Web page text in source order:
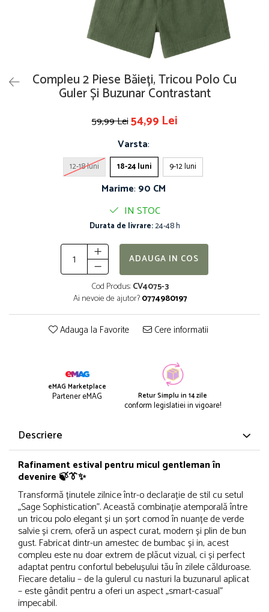
Compleu 2 Piese Băieți, Tricou Polo Cu
Guler Și Buzunar Contrastant
59,99 Lei54,99 Lei
Varsta:
12-18 luni 18-24 luni 9-12 luni
Marime: 90 CM
IN STOC
Durata de livrare:24-48 h
ADAUGA IN COS
Cod Produs:CV4075-3
Ai nevoie de ajutor?0774980197
Adauga la Favorite Cere informatii
eMAG Marketplace
Partener eMAG Retur Simplu in 14 zile
conform legislatiei in vigoare!
Descriere
Rafinament estival pentru micul gentleman în
devenire 🍃👔✨
Transformă ținutele zilnice într-o declarație de stil cu setul
„Sage Sophistication”. Această combinație atemporală între
un tricou polo elegant și un șort comod în nuanțe de verde
salvie și crem, oferă un aspect curat, modern și plin de bun
gust. Fabricat dintr-un amestec de bumbac și in, acest
compleu este nu doar extrem de plăcut vizual, ci și perfect
adaptat pentru confortul bebelușului tău în zilele călduroase.
Fiecare detaliu – de la gulerul cu nasturi la buzunarul aplicat
– este gândit pentru a oferi un aspect „smart-casual”
impecabil.